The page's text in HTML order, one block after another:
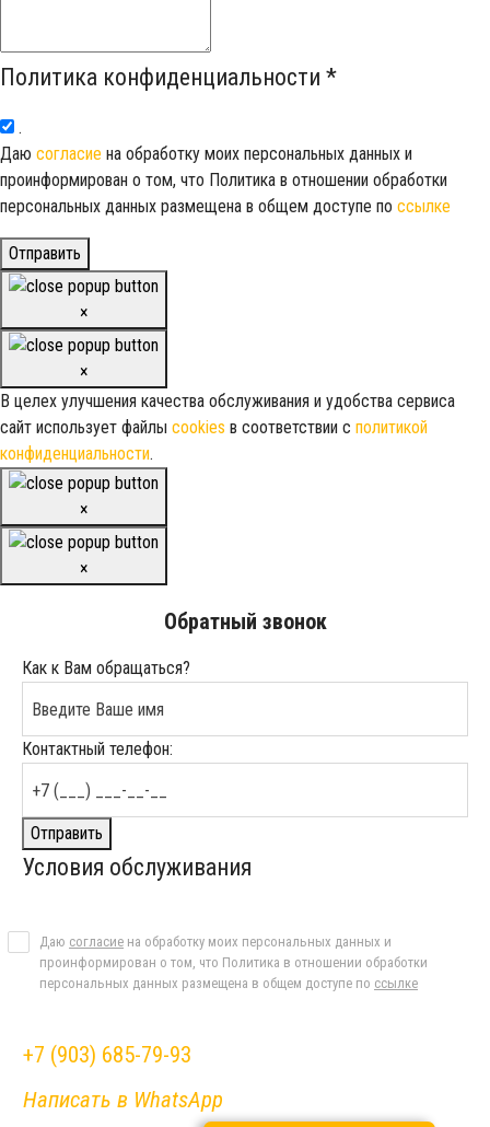
Политика конфиденциальности *
.
Даю согласие на обработку моих персональных данных и
проинформирован о том, что Политика в отношении обработки
персональных данных размещена в общем доступе по ссылке
Отправить
×
×
В целех улучшения качества обслуживания и удобства сервиса
сайт использует файлы cookies в соответствии с политикой
конфиденциальности.
×
×
Обратный звонок
Как к Вам обращаться?
Контактный телефон:
Отправить
Условия обслуживания
Даю согласие на обработку моих персональных данных и
проинформирован о том, что Политика в отношении обработки
персональных данных размещена в общем доступе по ссылке
+7 (903) 685-79-93
Написать в WhatsApp